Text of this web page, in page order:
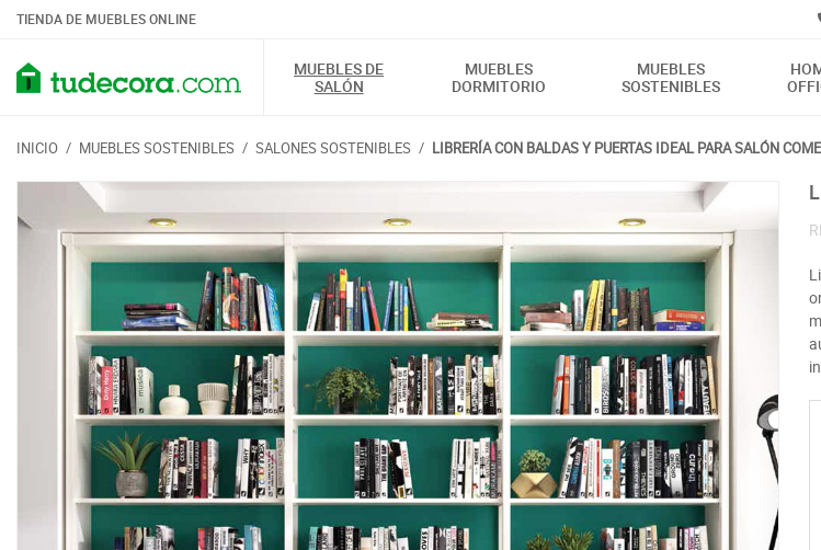
TIENDA DE MUEBLES ONLINE
MUEBLES DE
SALÓN
MUEBLES
DORMITORIO
MUEBLES
SOSTENIBLES
INICIO / MUEBLES SOSTENIBLES / SALONES SOSTENIBLES / LIBRERÍA CON BALDAS Y PUERTAS IDEAL PARA SALÓN